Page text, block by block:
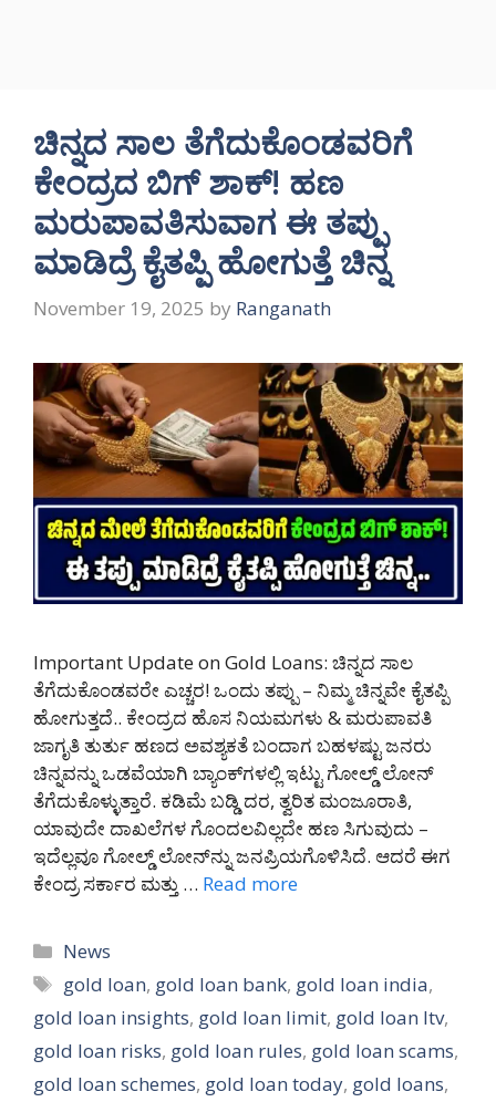
ಚಿನ್ನದ ಸಾಲ ತೆಗೆದುಕೊಂಡವರಿಗೆ
ಕೇಂದ್ರದ ಬಿಗ್‌ ಶಾಕ್‌! ಹಣ
ಮರುಪಾವತಿಸುವಾಗ ಈ ತಪ್ಪು
ಮಾಡಿದ್ರೆ ಕೈತಪ್ಪಿ ಹೋಗುತ್ತೆ ಚಿನ್ನ
November 19, 2025 by Ranganath
Important Update on Gold Loans: ಚಿನ್ನದ ಸಾಲ
ತೆಗೆದುಕೊಂಡವರೇ ಎಚ್ಚರ! ಒಂದು ತಪ್ಪು – ನಿಮ್ಮ ಚಿನ್ನವೇ ಕೈತಪ್ಪಿ
ಹೋಗುತ್ತದೆ.. ಕೇಂದ್ರದ ಹೊಸ ನಿಯಮಗಳು & ಮರುಪಾವತಿ
ಜಾಗೃತಿ ತುರ್ತು ಹಣದ ಅವಶ್ಯಕತೆ ಬಂದಾಗ ಬಹಳಷ್ಟು ಜನರು
ಚಿನ್ನವನ್ನು ಒಡವೆಯಾಗಿ ಬ್ಯಾಂಕ್‌ಗಳಲ್ಲಿ ಇಟ್ಟು ಗೋಲ್ಡ್ ಲೋನ್
ತೆಗೆದುಕೊಳ್ಳುತ್ತಾರೆ. ಕಡಿಮೆ ಬಡ್ಡಿ ದರ, ತ್ವರಿತ ಮಂಜೂರಾತಿ,
ಯಾವುದೇ ದಾಖಲೆಗಳ ಗೊಂದಲವಿಲ್ಲದೇ ಹಣ ಸಿಗುವುದು –
ಇದೆಲ್ಲವೂ ಗೋಲ್ಡ್ ಲೋನ್‌ನ್ನು ಜನಪ್ರಿಯಗೊಳಿಸಿದೆ. ಆದರೆ ಈಗ
ಕೇಂದ್ರ ಸರ್ಕಾರ ಮತ್ತು … Read more
Categories
News
Tags
gold loan, gold loan bank, gold loan india,
gold loan insights, gold loan limit, gold loan ltv,
gold loan risks, gold loan rules, gold loan scams,
gold loan schemes, gold loan today, gold loans,